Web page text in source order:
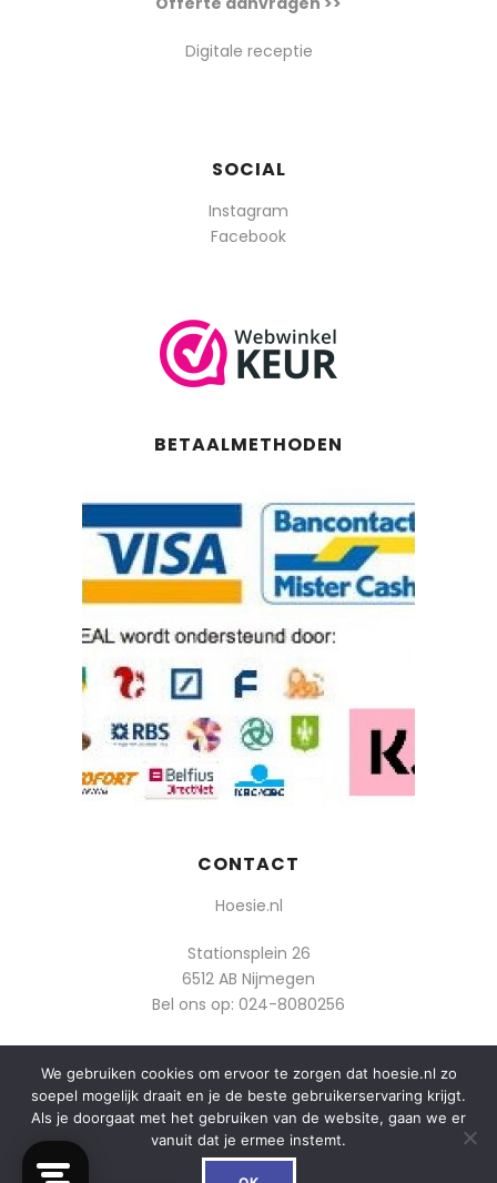
Digitale receptie
SOCIAL
Instagram
Facebook
BETAALMETHODEN
CONTACT
Hoesie.nl
Stationsplein 26
6512 AB Nijmegen
Bel ons op: 024-8080256
Of mail: info@hoesie.nl
© 2014-2025 Boozt - Hoesie.nl. All rights reserved.
We gebruiken cookies om ervoor te zorgen dat hoesie.nl zo
soepel mogelijk draait en je de beste gebruikerservaring krijgt.
Als je doorgaat met het gebruiken van de website, gaan we er
vanuit dat je ermee instemt.